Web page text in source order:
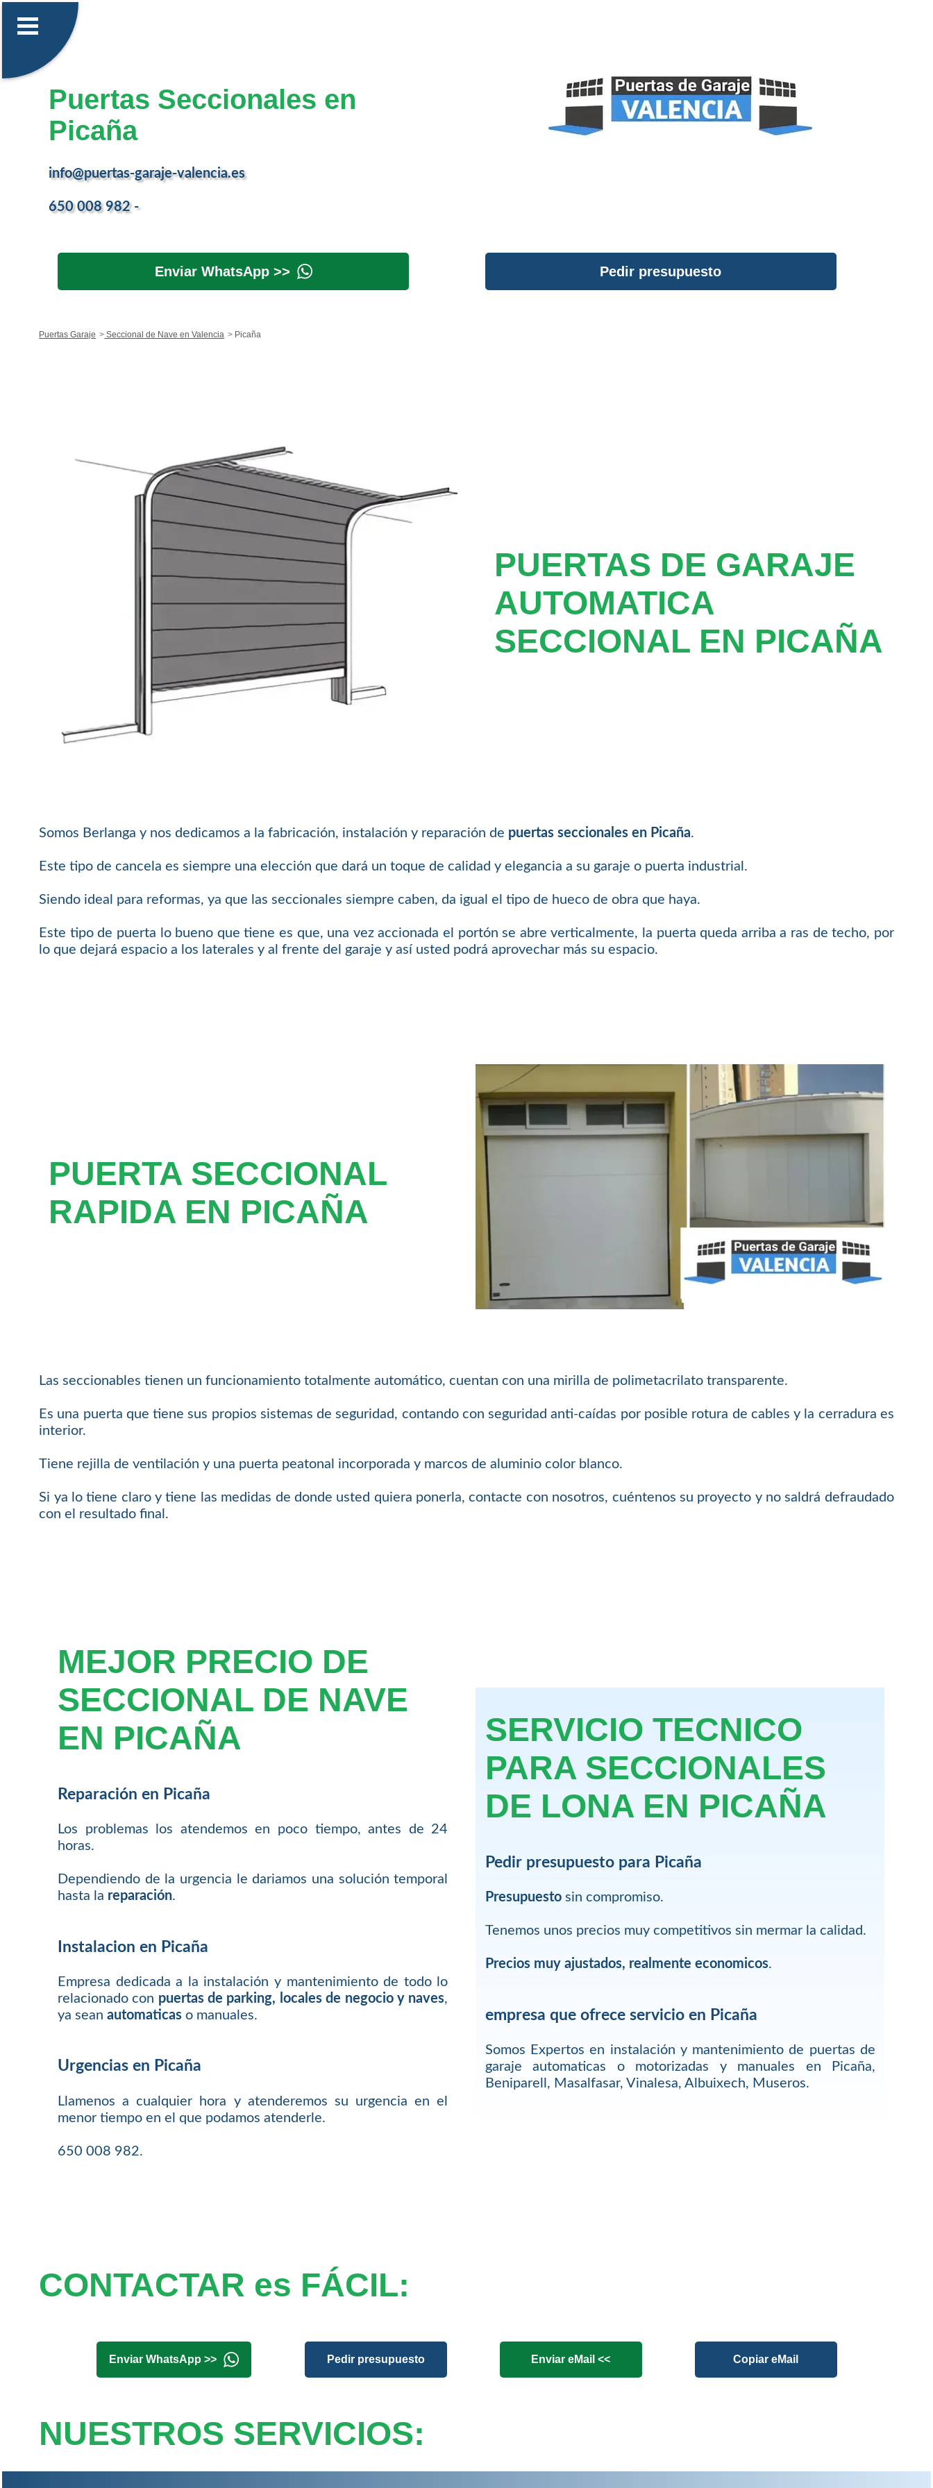
Puertas Seccionales en
Picaña
info@puertas-garaje-valencia.es
650 008 982 -
Enviar WhatsApp >> Pedir presupuesto
Puertas Garaje Seccional de Nave en Valencia Picaña
PUERTAS DE GARAJE
AUTOMATICA
SECCIONAL EN PICAÑA
Somos Berlanga y nos dedicamos a la fabricación, instalación y reparación de puertas seccionales en Picaña.
Este tipo de cancela es siempre una elección que dará un toque de calidad y elegancia a su garaje o puerta industrial.
Siendo ideal para reformas, ya que las seccionales siempre caben, da igual el tipo de hueco de obra que haya.
Este tipo de puerta lo bueno que tiene es que, una vez accionada el portón se abre verticalmente, la puerta queda arriba a ras de techo, por
lo que dejará espacio a los laterales y al frente del garaje y así usted podrá aprovechar más su espacio.
PUERTA SECCIONAL
RAPIDA EN PICAÑA
Las seccionables tienen un funcionamiento totalmente automático, cuentan con una mirilla de polimetacrilato transparente.
Es una puerta que tiene sus propios sistemas de seguridad, contando con seguridad anti-caídas por posible rotura de cables y la cerradura es
interior.
Tiene rejilla de ventilación y una puerta peatonal incorporada y marcos de aluminio color blanco.
Si ya lo tiene claro y tiene las medidas de donde usted quiera ponerla, contacte con nosotros, cuéntenos su proyecto y no saldrá defraudado
con el resultado final.
MEJOR PRECIO DE
SECCIONAL DE NAVE
EN PICAÑA
Reparación en Picaña
Los problemas los atendemos en poco tiempo, antes de 24
horas.
Dependiendo de la urgencia le dariamos una solución temporal
hasta la reparación.
Instalacion en Picaña
Empresa dedicada a la instalación y mantenimiento de todo lo
relacionado con puertas de parking, locales de negocio y naves,
ya seanautomaticas o manuales.
Urgencias en Picaña
Llamenos a cualquier hora y atenderemos su urgencia en el
menor tiempo en el que podamos atenderle.
650 008 982.
SERVICIO TECNICO
PARA SECCIONALES
DE LONA EN PICAÑA
Pedir presupuesto para Picaña
Presupuestosin compromiso.
Tenemos unos precios muy competitivos sin mermar la calidad.
Precios muy ajustados, realmente economicos.
empresa que ofrece servicio en Picaña
Somos Expertos en instalación y mantenimiento de puertas de
garaje automaticas o motorizadas y manuales en Picaña,
Beniparell, Masalfasar, Vinalesa, Albuixech, Museros.
CONTACTAR es FÁCIL:
Enviar WhatsApp >> Pedir presupuesto Enviar eMail << Copiar eMail
NUESTROS SERVICIOS: